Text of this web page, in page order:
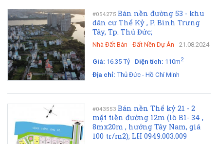
#054275 Bán nền đường 53 - khu
dân cư Thế Kỷ , P. Bình Trưng
Tây, Tp. Thủ Đức;
Nhà Đất Bán - Đất Nền Dự Án 21.08.2024
Giá: 16.35 Tỷ Diện tích: 110m2
Địa chỉ: Thủ Đức - Hồ Chí Minh
#043553 Bán nền Thế kỷ 21 - 2
mặt tiền đường 12m (lô B1- 34 ,
8mx20m , hướng Tây Nam, giá
100 tr/m2); LH 0949.003.009